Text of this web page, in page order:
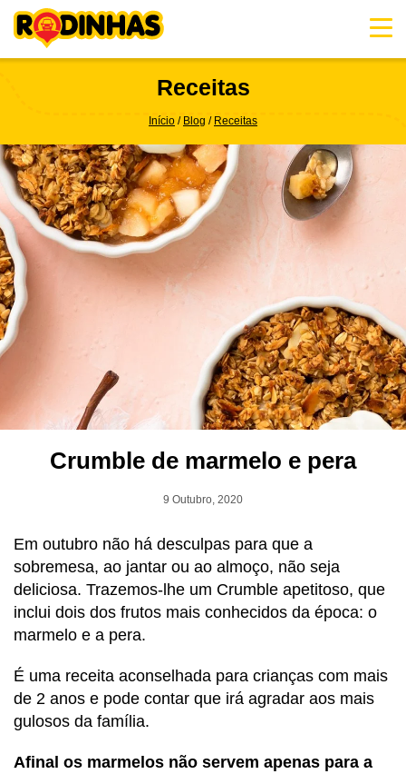
content
Receitas
Início Blog Receitas
Crumble de marmelo e pera
9 Outubro, 2020
Em outubro não há desculpas para que a
sobremesa, ao jantar ou ao almoço, não seja
deliciosa. Trazemos-lhe um Crumble apetitoso, que
inclui dois dos frutos mais conhecidos da época: o
marmelo e a pera.
É uma receita aconselhada para crianças com mais
de 2 anos e pode contar que irá agradar aos mais
gulosos da família.
Afinal os marmelos não servem apenas para a